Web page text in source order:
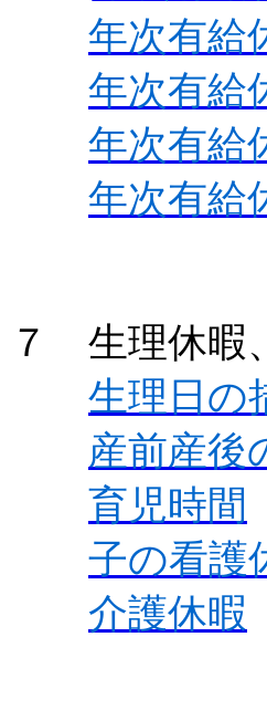
年次有給
年次有給
年次有給
年次有給
７ 生理休暇
生理日の
産前産後
育児時間
子の看護
介護休暇